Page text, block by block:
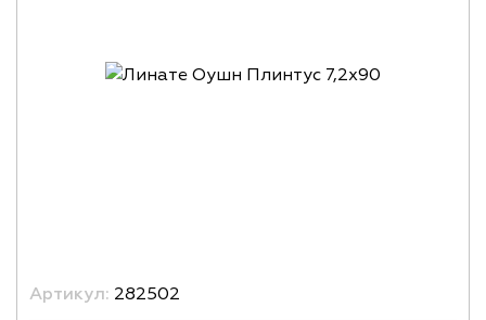
Артикул: 282502